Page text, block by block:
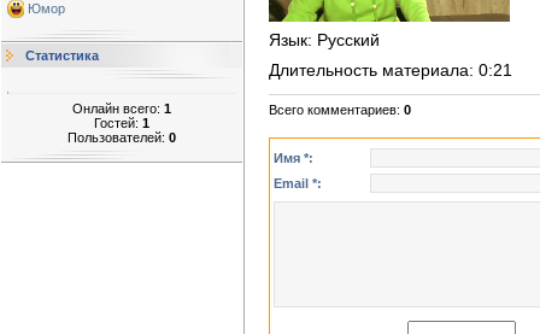
Юмор
Статистика
Онлайн всего: 1
Гостей: 1
Пользователей: 0
Язык: Русский
Длительность материала: 0:21
Всего комментариев: 0
Имя *:
Email *: